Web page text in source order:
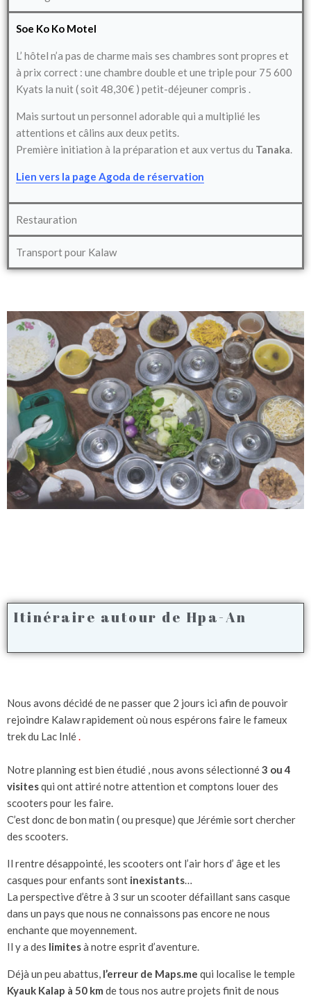
Soe Ko Ko Motel
L’ hôtel n’a pas de charme mais ses chambres sont propres et
à prix correct : une chambre double et une triple pour 75 600
Kyats la nuit ( soit 48,30€ ) petit-déjeuner compris .
Mais surtout un personnel adorable qui a multiplié les
attentions et câlins aux deux petits.
Première initiation à la préparation et aux vertus du Tanaka.
Lien vers la page Agoda de réservation
Restauration
Transport pour Kalaw
Itinéraire autour de Hpa-An
Nous avons décidé de ne passer que 2 jours ici afin de pouvoir
rejoindre Kalaw rapidement où nous espérons faire le fameux
trek du Lac Inlé.
Notre planning est bien étudié , nous avons sélectionné3 ou 4
visitesqui ont attiré notre attention et comptons louer des
scooters pour les faire.
C’est donc de bon matin ( ou presque) que Jérémie sort chercher
des scooters.
Il rentre désappointé, les scooters ont l’air hors d’ âge et les
casques pour enfants sont inexistants…
La perspective d’être à 3 sur un scooter défaillant sans casque
dans un pays que nous ne connaissons pas encore ne nous
enchante que moyennement.
Il y a des limitesà notre esprit d’aventure.
Déjà un peu abattus, l’erreur de Maps.me qui localise le temple
Kyauk Kalap à 50 km de tous nos autre projets finit de nous